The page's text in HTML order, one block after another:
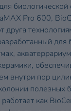
Pro 600,
для
внутри пор
полезных
как